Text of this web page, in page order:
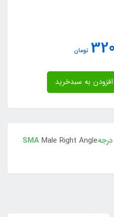
تومان
درجهSMAMale Right Angle